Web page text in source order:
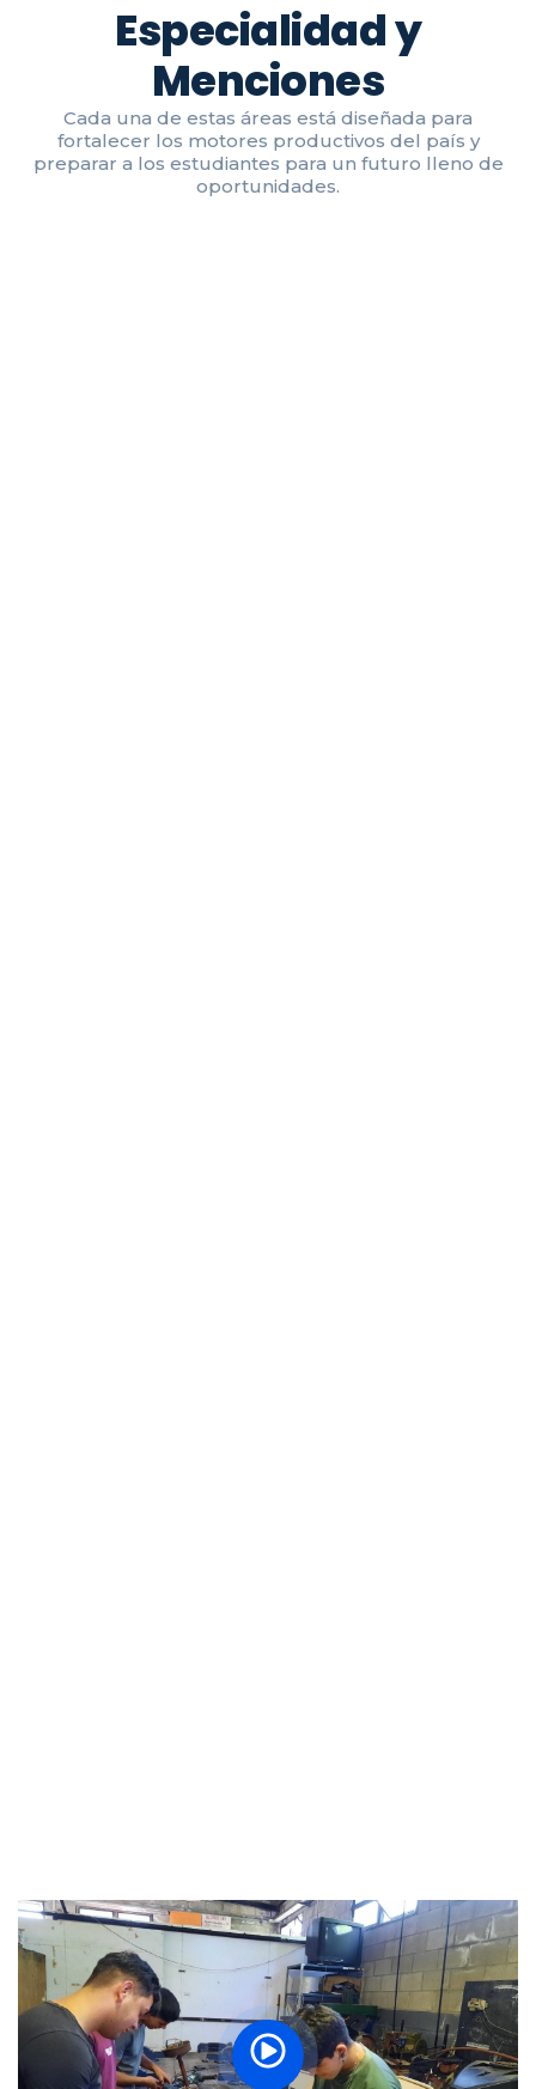
Especialidad y
Menciones
Cada una de estas áreas está diseñada para
fortalecer los motores productivos del país y
preparar a los estudiantes para un futuro lleno de
oportunidades.